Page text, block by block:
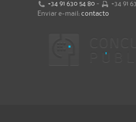
+34 91 630 54 80 -
+34 91
Enviar e-mail: contacto